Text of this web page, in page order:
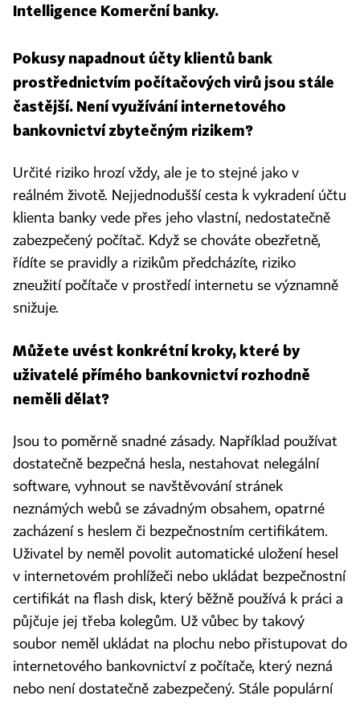
Intelligence Komerční banky.
Pokusy napadnout účty klientů bank
prostřednictvím počítačových virů jsou stále
častější. Není využívání internetového
bankovnictví zbytečným rizikem?
Určité riziko hrozí vždy, ale je to stejné jako v
reálném životě. Nejjednodušší cesta k vykradení účtu
klienta banky vede přes jeho vlastní, nedostatečně
zabezpečený počítač. Když se chováte obezřetně,
řídíte se pravidly a rizikům předcházíte, riziko
zneužití počítače v prostředí internetu se významně
snižuje.
Můžete uvést konkrétní kroky, které by
uživatelé přímého bankovnictví rozhodně
neměli dělat?
Jsou to poměrně snadné zásady. Například používat
dostatečně bezpečná hesla, nestahovat nelegální
software, vyhnout se navštěvování stránek
neznámých webů se závadným obsahem, opatrné
zacházení s heslem či bezpečnostním certifikátem.
Uživatel by neměl povolit automatické uložení hesel
v internetovém prohlížeči nebo ukládat bezpečnostní
certifikát na flash disk, který běžně používá k práci a
půjčuje jej třeba kolegům. Už vůbec by takový
soubor neměl ukládat na plochu nebo přistupovat do
internetového bankovnictví z počítače, který nezná
nebo není dostatečně zabezpečený. Stále populární